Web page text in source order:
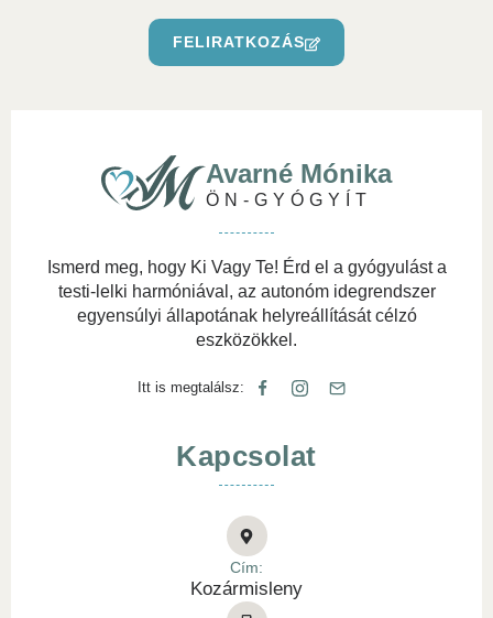
FELIRATKOZÁS
Avarné Mónika
ÖN-GYÓGYÍT
Ismerd meg, hogy Ki Vagy Te! Érd el a gyógyulást a
testi-lelki harmóniával, az autonóm idegrendszer
egyensúlyi állapotának helyreállítását célzó
eszközökkel.
Itt is megtalálsz:
Kapcsolat
Cím:
Kozármisleny